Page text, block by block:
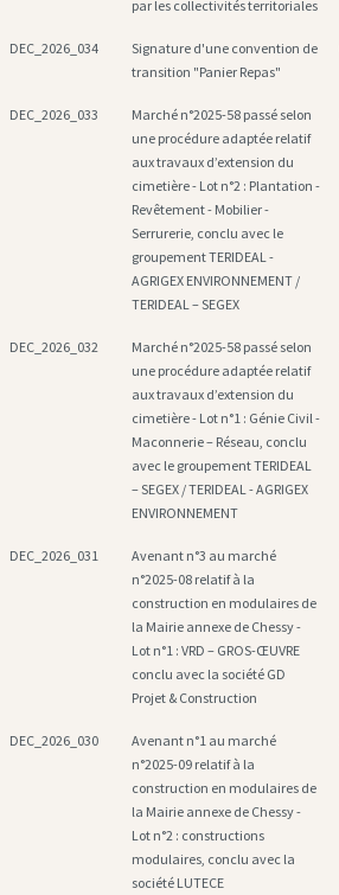
par les collectivités territoriales
DEC_2026_034
Signature d'une convention de
transition "Panier Repas"
DEC_2026_033
Marché n°2025-58 passé selon
une procédure adaptée relatif
aux travaux d’extension du
cimetière - Lot n°2 : Plantation -
Revêtement - Mobilier -
Serrurerie, conclu avec le
groupement TERIDEAL -
AGRIGEX ENVIRONNEMENT /
TERIDEAL – SEGEX
DEC_2026_032
Marché n°2025-58 passé selon
une procédure adaptée relatif
aux travaux d’extension du
cimetière - Lot n°1 : Génie Civil -
Maconnerie – Réseau, conclu
avec le groupement TERIDEAL
– SEGEX / TERIDEAL - AGRIGEX
ENVIRONNEMENT
DEC_2026_031
Avenant n°3 au marché
n°2025-08 relatif à la
construction en modulaires de
la Mairie annexe de Chessy -
Lot n°1 : VRD – GROS-ŒUVRE
conclu avec la société GD
Projet & Construction
DEC_2026_030
Avenant n°1 au marché
n°2025-09 relatif à la
construction en modulaires de
la Mairie annexe de Chessy -
Lot n°2 : constructions
modulaires, conclu avec la
société LUTECE